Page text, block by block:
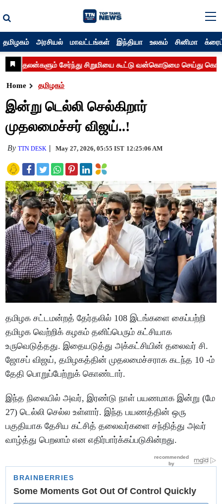
தமிழகம் அரசியல் மாவட்டங்கள் இந்தியா உலகம் சினிமா
Home தமிழகம்
இன்று டெல்லி செல்கிறார்
முதலமைச்சர் விஜய்..!
ByTTN DESK May 27, 2026, 05:55 IST 12:25:06 AM
தமிழக சட்டமன்றத் தேர்தலில் 108 இடங்களை கைப்பற்றி
தமிழக வெற்றிக் கழகம் தனிப்பெரும் கட்சியாக
உருவெடுத்தது. இதையடுத்து அக்கட்சியின் தலைவர் சி.
ஜோசப் விஜய், தமிழகத்தின் முதலமைச்சராக கடந்த 10 -ம்
தேதி பொறுப்பேற்றுக் கொண்டார்.
இந்த நிலையில் அவர், இரண்டு நாள் பயணமாக இன்று (மே
27) டெல்லி செல்ல உள்ளார். இந்த பயணத்தின் ஒரு
பகுதியாக தேசிய கட்சித் தலைவர்களை சந்தித்து அவர்
வாழ்த்து பெறலாம் என எதிர்பார்க்கப்படுகின்றது.